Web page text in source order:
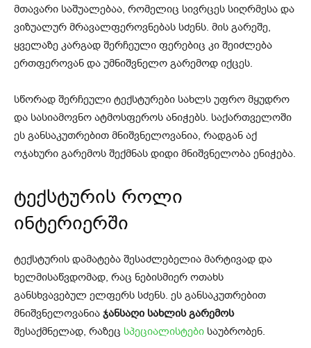
მთავარი საშუალებაა, რომელიც სივრცეს სიღრმესა და
ვიზუალურ მრავალფეროვნებას სძენს. მის გარეშე,
ყველაზე კარგად შერჩეული ფერებიც კი შეიძლება
ერთფეროვან და უმნიშვნელო გარემოდ იქცეს.
სწორად შერჩეული ტექსტურები სახლს უფრო მყუდრო
და სასიამოვნო ატმოსფეროს ანიჭებს. საქართველოში
ეს განსაკუთრებით მნიშვნელოვანია, რადგან აქ
ოჯახური გარემოს შექმნას დიდი მნიშვნელობა ენიჭება.
ტექსტურის როლი
ინტერიერში
ტექსტურის დამატება შესაძლებელია მარტივად და
ხელმისაწვდომად, რაც ნებისმიერ ოთახს
განსხვავებულ ელფერს სძენს. ეს განსაკუთრებით
მნიშვნელოვანია ჯანსაღი სახლის გარემოს
შესაქმნელად, რაზეც სპეციალისტები საუბრობენ.